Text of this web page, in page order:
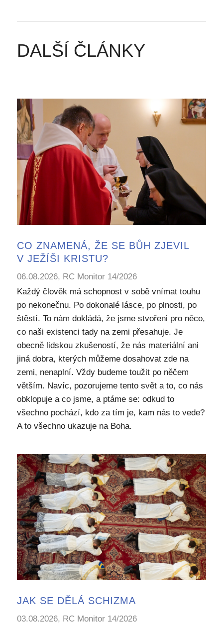
DALŠÍ ČLÁNKY
CO ZNAMENÁ, ŽE SE BŮH ZJEVIL
V JEŽÍŠI KRISTU?
06.08.2026, RC Monitor 14/2026
Každý člověk má schopnost v sobě vnímat touhu
po nekonečnu. Po dokonalé lásce, po plnosti, po
štěstí. To nám dokládá, že jsme stvořeni pro něco,
co naši existenci tady na zemi přesahuje. Je
obecně lidskou zkušeností, že nás materiální ani
jiná dobra, kterých můžeme dosahovat zde na
zemi, nenaplní. Vždy budeme toužit po něčem
větším. Navíc, pozorujeme tento svět a to, co nás
obklopuje a co jsme, a ptáme se: odkud to
všechno pochází, kdo za tím je, kam nás to vede?
A to všechno ukazuje na Boha.
JAK SE DĚLÁ SCHIZMA
03.08.2026, RC Monitor 14/2026